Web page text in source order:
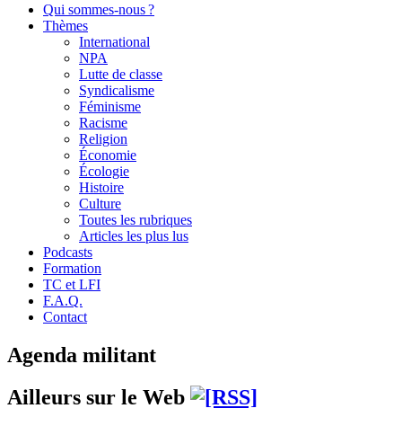
Qui sommes-nous ?
Thèmes
International
NPA
Lutte de classe
Syndicalisme
Féminisme
Racisme
Religion
Économie
Écologie
Histoire
Culture
Toutes les rubriques
Articles les plus lus
Podcasts
Formation
TC et LFI
F.A.Q.
Contact
Agenda militant
Ailleurs sur le Web